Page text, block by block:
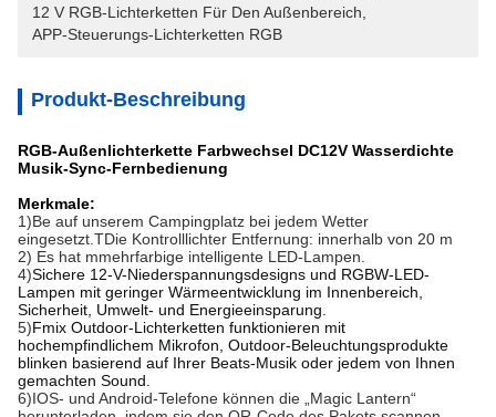
12 V RGB-Lichterketten Für Den Außenbereich
APP-Steuerungs-Lichterketten RGB
Produkt-Beschreibung
RGB-Außenlichterkette Farbwechsel DC12V Wasserdichte
Musik-Sync-Fernbedienung
Merkmale:
1)Be auf unserem Campingplatz bei jedem Wetter
eingesetzt.TDie Kontrolllichter Entfernung: innerhalb von 20 m
2) Es hat mmehrfarbige intelligente LED-Lampen.
4)Sichere 12-V-Niederspannungsdesigns und RGBW-LED-
Lampen mit geringer Wärmeentwicklung im Innenbereich,
Sicherheit, Umwelt- und Energieeinsparung.
5)Fmix Outdoor-Lichterketten funktionieren mit
hochempfindlichem Mikrofon, Outdoor-Beleuchtungsprodukte
blinken basierend auf Ihrer Beats-Musik oder jedem von Ihnen
gemachten Sound.
6)IOS- und Android-Telefone können die „Magic Lantern“